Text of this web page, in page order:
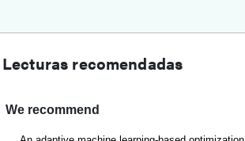
Lecturas recomendadas
We recommend